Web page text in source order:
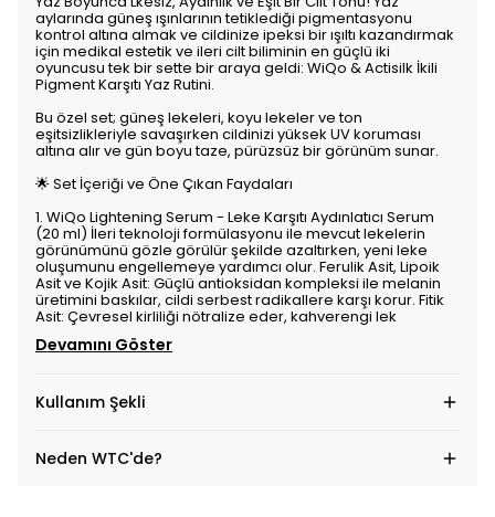
aylarında güneş ışınlarının tetiklediği pigmentasyonu
kontrol altına almak ve cildinize ipeksi bir ışıltı kazandırmak
için medikal estetik ve ileri cilt biliminin en güçlü iki
oyuncusu tek bir sette bir araya geldi: WiQo & Actisilk İkili
Pigment Karşıtı Yaz Rutini.
Bu özel set; güneş lekeleri, koyu lekeler ve ton
eşitsizlikleriyle savaşırken cildinizi yüksek UV koruması
altına alır ve gün boyu taze, pürüzsüz bir görünüm sunar.
🌟 Set İçeriği ve Öne Çıkan Faydaları
1. WiQo Lightening Serum - Leke Karşıtı Aydınlatıcı Serum
(20 ml) İleri teknoloji formülasyonu ile mevcut lekelerin
görünümünü gözle görülür şekilde azaltırken, yeni leke
oluşumunu engellemeye yardımcı olur. Ferulik Asit, Lipoik
Asit ve Kojik Asit: Güçlü antioksidan kompleksi ile melanin
üretimini baskılar, cildi serbest radikallere karşı korur. Fitik
Asit: Çevresel kirliliği nötralize eder, kahverengi lek
Devamını Göster
Kullanım Şekli
Neden WTC'de?